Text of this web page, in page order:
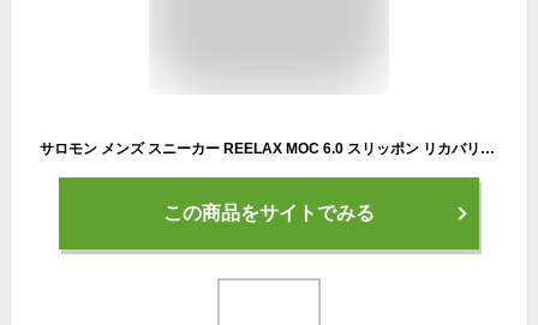
サロモン メンズ スニーカー REELAX MOC 6.0 スリッポン リカバリーシューズ SALOMON
この商品をサイトでみる